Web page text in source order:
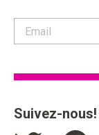
contact email label
Suivez-nous!